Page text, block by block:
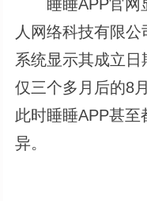
睡睡APP官网
人网络科技有限
系统显示其成立日
仅三个多月后的8
此时睡睡APP甚
异。